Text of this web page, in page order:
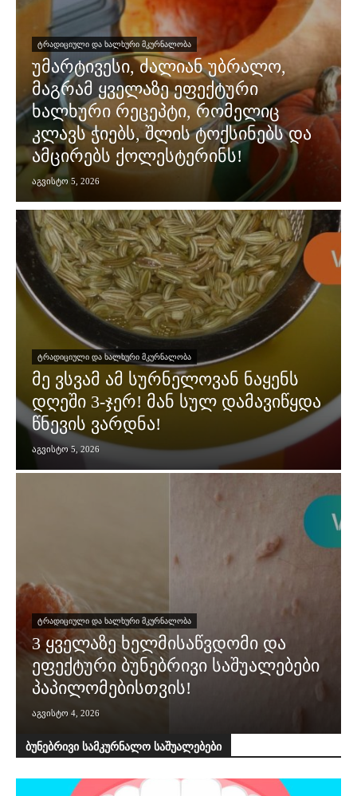
ᲢᲠᲐᲓᲘᲪᲘᲣᲚᲘ ᲓᲐ ᲮᲐᲚᲮᲣᲠᲘ ᲛᲙᲣᲠᲜᲐᲚᲝᲑᲐ
უმარტივესი, ძალიან უბრალო,
მაგრამ ყველაზე ეფექტური
ხალხური რეცეპტი, რომელიც
კლავს ჭიებს, შლის ტოქსინებს და
ამცირებს ქოლესტერინს!
აგვისტო 5, 2026
ᲢᲠᲐᲓᲘᲪᲘᲣᲚᲘ ᲓᲐ ᲮᲐᲚᲮᲣᲠᲘ ᲛᲙᲣᲠᲜᲐᲚᲝᲑᲐ
მე ვსვამ ამ სურნელოვან ნაყენს
დღეში 3-ჯერ! მან სულ დამავიწყდა
წნევის ვარდნა!
აგვისტო 5, 2026
ᲢᲠᲐᲓᲘᲪᲘᲣᲚᲘ ᲓᲐ ᲮᲐᲚᲮᲣᲠᲘ ᲛᲙᲣᲠᲜᲐᲚᲝᲑᲐ
3 ყველაზე ხელმისაწვდომი და
ეფექტური ბუნებრივი საშუალებები
პაპილომებისთვის!
აგვისტო 4, 2026
ბუნებრივი სამკურნალო საშუალებები